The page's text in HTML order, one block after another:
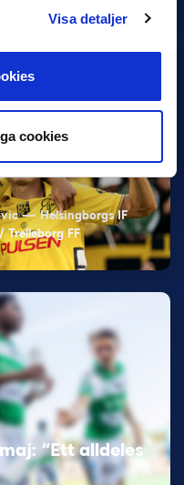
Visa detaljer
cookies
i Allsvenskan
— Helsingborgs IF
FF
“Ett alldeles